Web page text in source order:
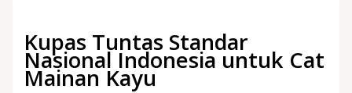
Kupas Tuntas Standar
Nasional Indonesia untuk Cat
Mainan Kayu